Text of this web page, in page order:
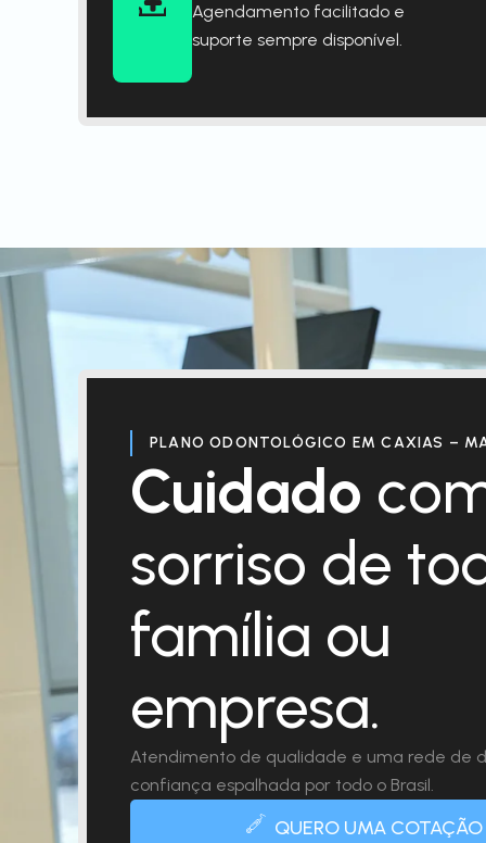
Agendamento facilitado e
suporte sempre disponível.
PLANO ODONTOLÓGICO EM CAXIAS –
Cuidado
sorriso de
família ou
empresa.
Atendimento de qualidade e uma rede de
confiança espalhada por todo o Brasil.
QUERO UMA COTAÇÃO